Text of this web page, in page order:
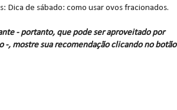
Dica de sábado: como usar ovos fracionados.
- portanto, que pode ser aproveitado por
-, mostre sua recomendação clicando no botão